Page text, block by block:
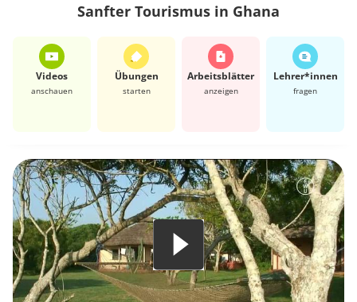
Sanfter Tourismus in Ghana
Videos
anschauen
Übungen
starten
Arbeits­blätter
anzeigen
Lehrer*​innen
fragen